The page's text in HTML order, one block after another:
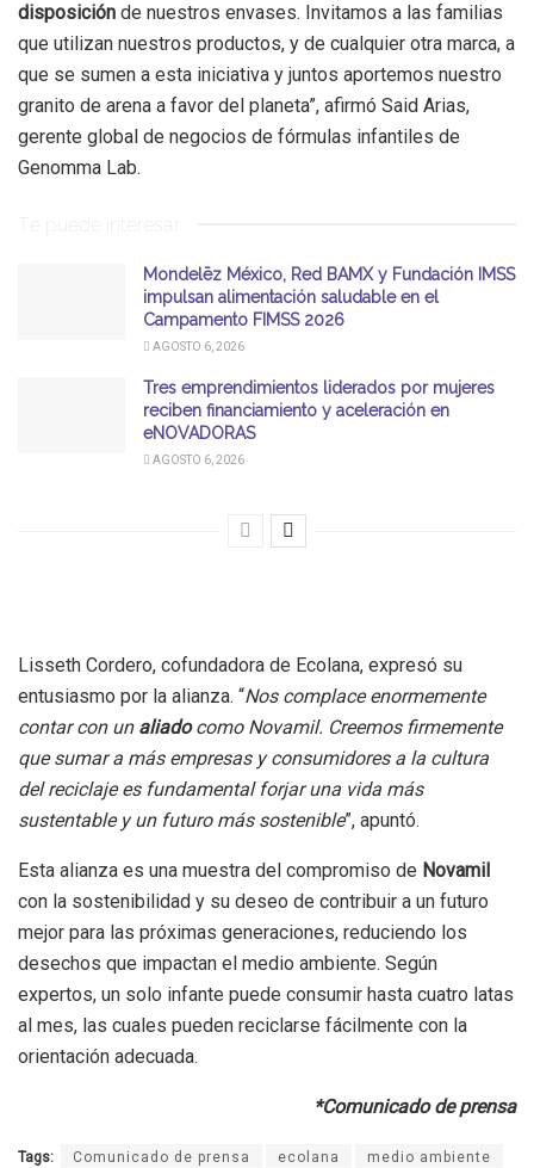
disposición de nuestros envases. Invitamos a las familias
que utilizan nuestros productos, y de cualquier otra marca, a
que se sumen a esta iniciativa y juntos aportemos nuestro
granito de arena a favor del planeta”, afirmó Said Arias,
gerente global de negocios de fórmulas infantiles de
Genomma Lab.
Te puede interesar
Mondelēz México, Red BAMX y Fundación IMSS
impulsan alimentación saludable en el
Campamento FIMSS 2026
AGOSTO 6, 2026
Tres emprendimientos liderados por mujeres
reciben financiamiento y aceleración en
eNOVADORAS
AGOSTO 6, 2026
Lisseth Cordero, cofundadora de Ecolana, expresó su
entusiasmo por la alianza. “Nos complace enormemente
contar con un aliadocomo Novamil. Creemos firmemente
que sumar a más empresas y consumidores a la cultura
del reciclaje es fundamental forjar una vida más
sustentable y un futuro más sostenible”, apuntó.
Esta alianza es una muestra del compromiso de Novamil
con la sostenibilidad y su deseo de contribuir a un futuro
mejor para las próximas generaciones, reduciendo los
desechos que impactan el medio ambiente. Según
expertos, un solo infante puede consumir hasta cuatro latas
al mes, las cuales pueden reciclarse fácilmente con la
orientación adecuada.
*Comunicado de prensa
Tags: Comunicado de prensa ecolana medio ambiente